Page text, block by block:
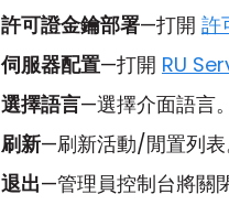
許可證金鑰部署—打開 許
伺服器配置—打開 RU
選擇語言—選擇介面語言
刷新—刷新活動/閒置列
退出—管理員控制台將關